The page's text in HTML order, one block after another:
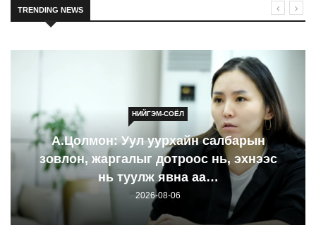
TRENDING NEWS
НИЙГЭМ-СОЁЛ
А.Цолмон: Уул уурхайн салбарын
зовлон, жаргалыг дотроос нь, эхнээс
нь туулж явна аа…
2026-08-06